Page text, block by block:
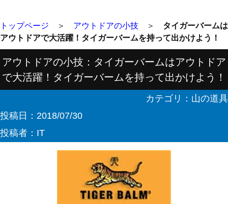
トップページ ＞ アウトドアの小技 ＞ タイガーバームは
アウトドアで大活躍！タイガーバームを持って出かけよう！
アウトドアの小技：タイガーバームはアウトドア
で大活躍！タイガーバームを持って出かけよう！
カテゴリ： 山の道具
投稿日： 2018/07/30
投稿者： IT